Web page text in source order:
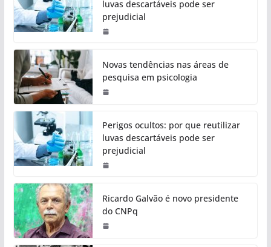
luvas descartáveis pode ser
prejudicial
Novas tendências nas áreas de
pesquisa em psicologia
Perigos ocultos: por que reutilizar
luvas descartáveis pode ser
prejudicial
Ricardo Galvão é novo presidente
do CNPq